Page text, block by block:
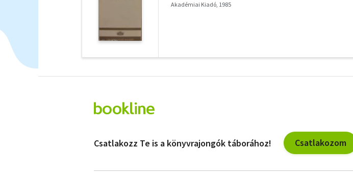
Akadémiai Kiadó, 1985
szűrők
Csatlakozz Te is a könyvrajongók táborához! Csatlakozom